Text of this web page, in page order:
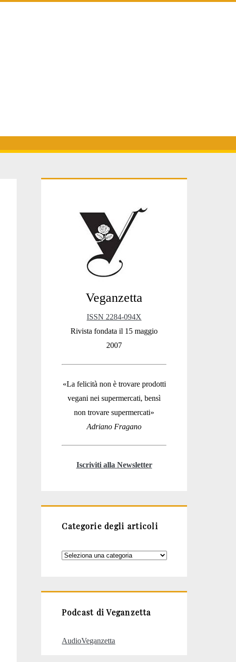
Sidebar
Veganzetta
ISSN 2284-094X
Rivista fondata il 15 maggio
2007
«La felicità non è trovare prodotti
vegani nei supermercati, bensì
non trovare supermercati»
Adriano Fragano
Iscriviti alla Newsletter
Categorie degli articoli
Categorie
Podcast di Veganzetta
AudioVeganzetta